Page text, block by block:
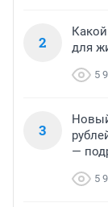
2
для
5
3
—
5